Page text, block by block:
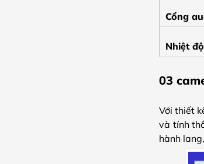
Cổng
Nhiệt
03
Với thiết
và tính
hành